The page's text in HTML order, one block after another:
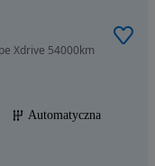
Xdrive 54000km
Automatyczna